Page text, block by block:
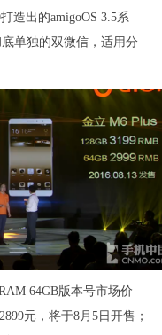
造出的amigoOS 3.5系
单独的双微信，适用分
64GB版本号市场价
元，将于8月5日开售；